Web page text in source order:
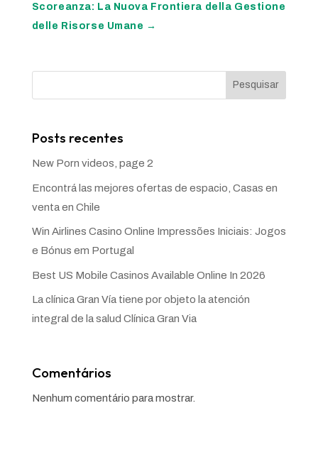
Scoreanza: La Nuova Frontiera della Gestione
delle Risorse Umane →
Pesquisar
Posts recentes
New Porn videos, page 2
Encontrá las mejores ofertas de espacio, Casas en
venta en Chile
Win Airlines Casino Online Impressões Iniciais: Jogos
e Bónus em Portugal
Best US Mobile Casinos Available Online In 2026
La clínica Gran Vía tiene por objeto la atención
integral de la salud Clínica Gran Via
Comentários
Nenhum comentário para mostrar.